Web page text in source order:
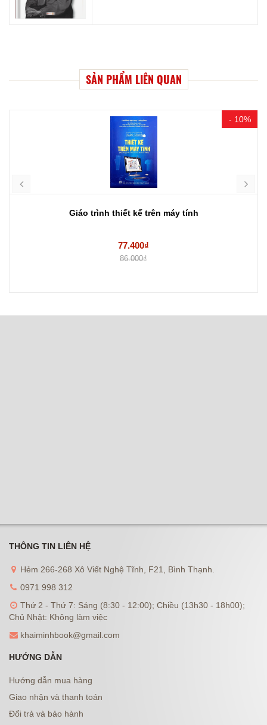
SẢN PHẨM LIÊN QUAN
- 10%
Giáo trình thiết kế trên máy tính
77.400₫
86.000₫
THÔNG TIN LIÊN HỆ
Hẻm 266-268 Xô Viết Nghệ Tĩnh, F21, Bình Thạnh.
0971 998 312
Thứ 2 - Thứ 7: Sáng (8:30 - 12:00); Chiều (13h30 - 18h00);
Chủ Nhật: Không làm việc
khaiminhbook@gmail.com
HƯỚNG DẪN
Hướng dẫn mua hàng
Giao nhận và thanh toán
Đổi trả và bảo hành